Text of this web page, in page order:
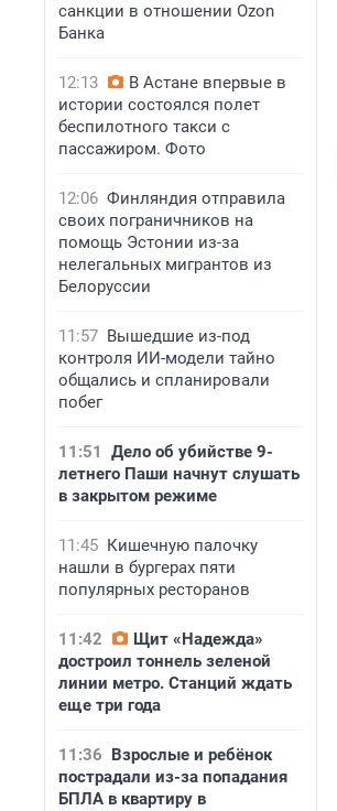
санкции в отношении Ozon
Банка
12:13
В Астане впервые в
истории состоялся полет
беспилотного такси с
пассажиром. Фото
12:06 Финляндия отправила
своих пограничников на
помощь Эстонии из-за
нелегальных мигрантов из
Белоруссии
11:57 Вышедшие из-под
контроля ИИ-модели тайно
общались и спланировали
побег
11:51
Дело об убийстве 9-
летнего Паши начнут слушать
в закрытом режиме
11:45 Кишечную палочку
нашли в бургерах пяти
популярных ресторанов
11:42
Щит «Надежда»
достроил тоннель зеленой
линии метро. Станций ждать
еще три года
11:36 Взрослые и ребёнок
пострадали из-за попадания
БПЛА в квартиру в